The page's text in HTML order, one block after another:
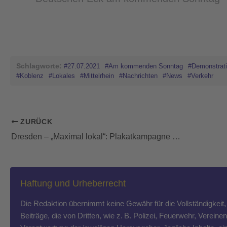
Schlagworte: #27.07.2021 #Am kommenden Sonntag
#Koblenz
#Lokales #Mittelrhein #Nachrichten #News #Verkehr
ZURÜCK
Dresden – „Maximal lokal“: Plakatkampagne will zur Belebung von Handel, Gastronomie und Kultur beitragen
Haftung und Urheberrecht
Die Redaktion übernimmt keine Gewähr für die
Beiträge, die von Dritten, wie z. B. Polizei, Feuerwehr,